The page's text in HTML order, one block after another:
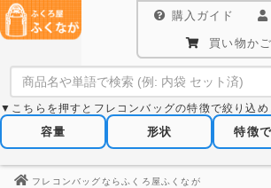
購入ガイド
買い物かご
▼こちらを押すとフレコンバッグの特徴で絞り込め
容量 形状 特徴
フレコンバッグならふくろ屋ふくなが